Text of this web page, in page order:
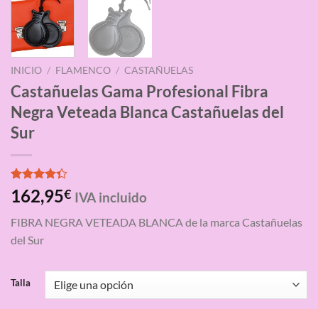
INICIO / FLAMENCO / CASTAÑUELAS
Castañuelas Gama Profesional Fibra
Negra Veteada Blanca Castañuelas del
Sur
Valorado
con4.33
base a
3
valoraciones
de clientes
162,95€ IVA incluido
FIBRA NEGRA VETEADA BLANCA de la marca Castañuelas
del Sur
Talla